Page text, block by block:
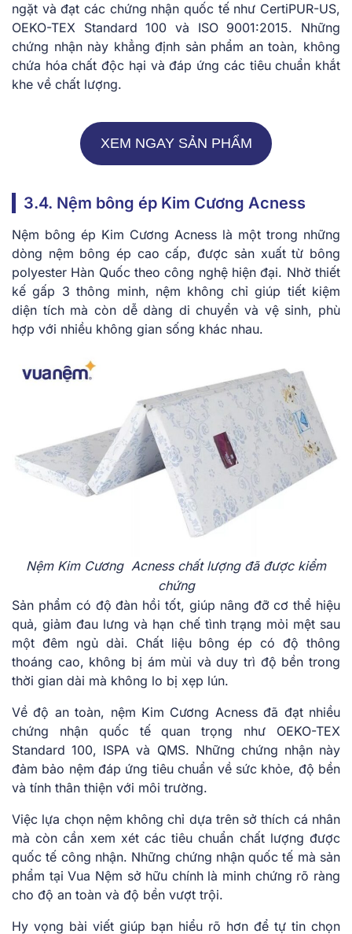
ngặt và đạt các chứng nhận quốc tế như CertiPUR-US,
OEKO-TEX Standard 100 và ISO 9001:2015. Những
chứng nhận này khẳng định sản phẩm an toàn, không
chứa hóa chất độc hại và đáp ứng các tiêu chuẩn khắt
khe về chất lượng.
XEM NGAY SẢN PHẨM
3.4. Nệm bông ép Kim Cương Acness
Nệm bông ép Kim Cương Acness là một trong những
dòng nệm bông ép cao cấp, được sản xuất từ bông
polyester Hàn Quốc theo công nghệ hiện đại. Nhờ thiết
kế gấp 3 thông minh, nệm không chỉ giúp tiết kiệm
diện tích mà còn dễ dàng di chuyển và vệ sinh, phù
hợp với nhiều không gian sống khác nhau.
Nệm Kim Cương Acness chất lượng đã được kiểm
chứng
Sản phẩm có độ đàn hồi tốt, giúp nâng đỡ cơ thể hiệu
quả, giảm đau lưng và hạn chế tình trạng mỏi mệt sau
một đêm ngủ dài. Chất liệu bông ép có độ thông
thoáng cao, không bị ám mùi và duy trì độ bền trong
thời gian dài mà không lo bị xẹp lún.
Về độ an toàn, nệm Kim Cương Acness đã đạt nhiều
chứng nhận quốc tế quan trọng như OEKO-TEX
Standard 100, ISPA và QMS. Những chứng nhận này
đảm bảo nệm đáp ứng tiêu chuẩn về sức khỏe, độ bền
và tính thân thiện với môi trường.
Việc lựa chọn nệm không chỉ dựa trên sở thích cá nhân
mà còn cần xem xét các tiêu chuẩn chất lượng được
quốc tế công nhận. Những chứng nhận quốc tế mà sản
phẩm tại Vua Nệm sở hữu chính là minh chứng rõ ràng
cho độ an toàn và độ bền vượt trội.
Hy vọng bài viết giúp bạn hiểu rõ hơn để tự tin chọn